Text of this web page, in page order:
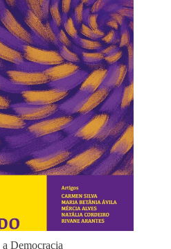
Democracia